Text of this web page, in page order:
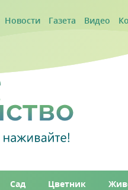
Новости Газета Видео
Сад Цветник